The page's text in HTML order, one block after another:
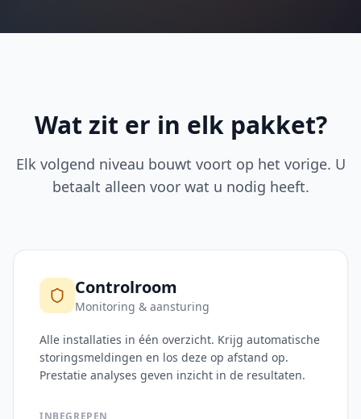
Wat zit er in elk pakket?
Elk volgend niveau bouwt voort op het vorige. U
betaalt alleen voor wat u nodig heeft.
Controlroom
Monitoring & aansturing
Alle installaties in één overzicht. Krijg automatische
storingsmeldingen en los deze op afstand op.
Prestatie analyses geven inzicht in de resultaten.
INBEGREPEN